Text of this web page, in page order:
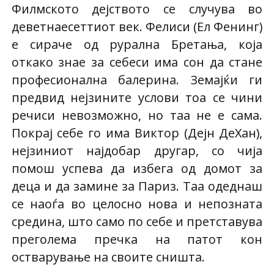
Филмското дејството се случува во
деветнаесеттиот век. Фелиси (Ел Фенинг)
е сираче од рурална Бретања, која
откако знае за себеси има сон да стане
професионална балерина. Земајќи ги
предвид нејзините услови тоа се чини
речиси невозможно, но таа не е сама.
Покрај себе го има Виктор (Дејн ДеХан),
нејзиниот најдобар другар, со чија
помош успева да избега од домот за
деца и да замине за Париз. Таа одеднаш
се наоѓа во целосно нова и непозната
средина, што само по себе и претставува
преголема пречка на патот кон
остварување на своите сништа.